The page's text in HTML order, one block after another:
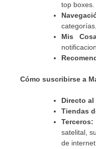
top boxes.
Mis
Cómo suscribirse a
Directo
Tiendas
Terceros:
satelital,
de